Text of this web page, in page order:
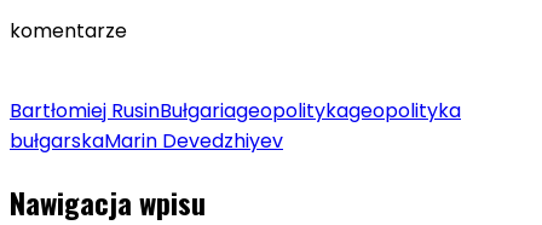
komentarze
Bartłomiej RusinBułgariageopolitykageopolityka
bułgarskaMarin Devedzhiyev
Nawigacja wpisu